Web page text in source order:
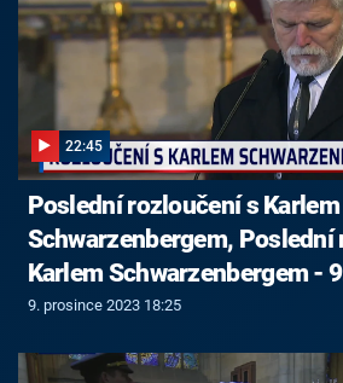
22:45
Poslední rozloučení s Karlem
Schwarzenbergem, Poslední
Karlem Schwarzenbergem -
9. prosince 2023 18:25